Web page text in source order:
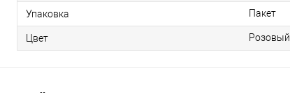
Упаковка Пакет
Цвет Розовый